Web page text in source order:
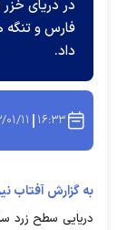
در دریای
فارس و تنگه
داد.
۱۶:۳۳
به گزارش آفتاب